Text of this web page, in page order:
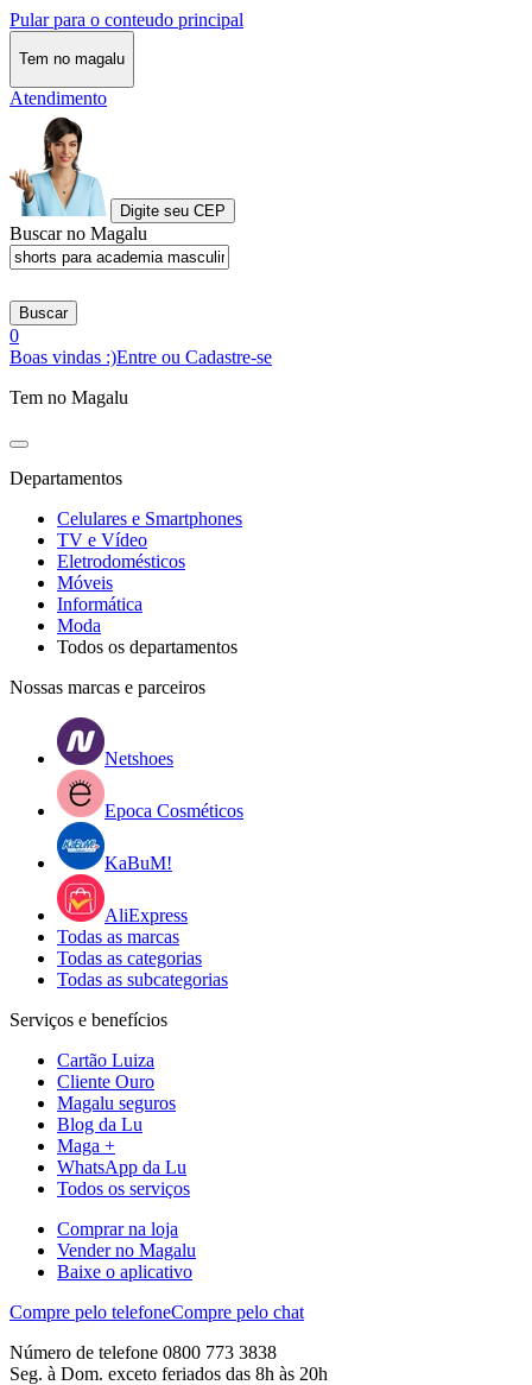
Pular para o conteudo principal
Tem no magalu
Atendimento
Digite seu CEP
Buscar no Magalu
Buscar
0
Boas vindas :)Entre ou Cadastre-se
Tem no Magalu
Departamentos
Celulares e Smartphones
TV e Vídeo
Eletrodomésticos
Móveis
Informática
Moda
Todos os departamentos
Nossas marcas e parceiros
Netshoes
Epoca Cosméticos
KaBuM!
AliExpress
Todas as marcas
Todas as categorias
Todas as subcategorias
Serviços e benefícios
Cartão Luiza
Cliente Ouro
Magalu seguros
Blog da Lu
Maga +
WhatsApp da Lu
Todos os serviços
Comprar na loja
Vender no Magalu
Baixe o aplicativo
Compre pelo telefoneCompre pelo chat
Número de telefone 0800 773 3838
Seg. à Dom. exceto feriados das 8h às 20h